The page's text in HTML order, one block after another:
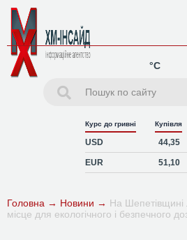
°C
Курс до гривні Купівля
USD 44,35
EUR 51,10
Головна → Новини → На Шепетівщині
місце для екологічного і безпечного